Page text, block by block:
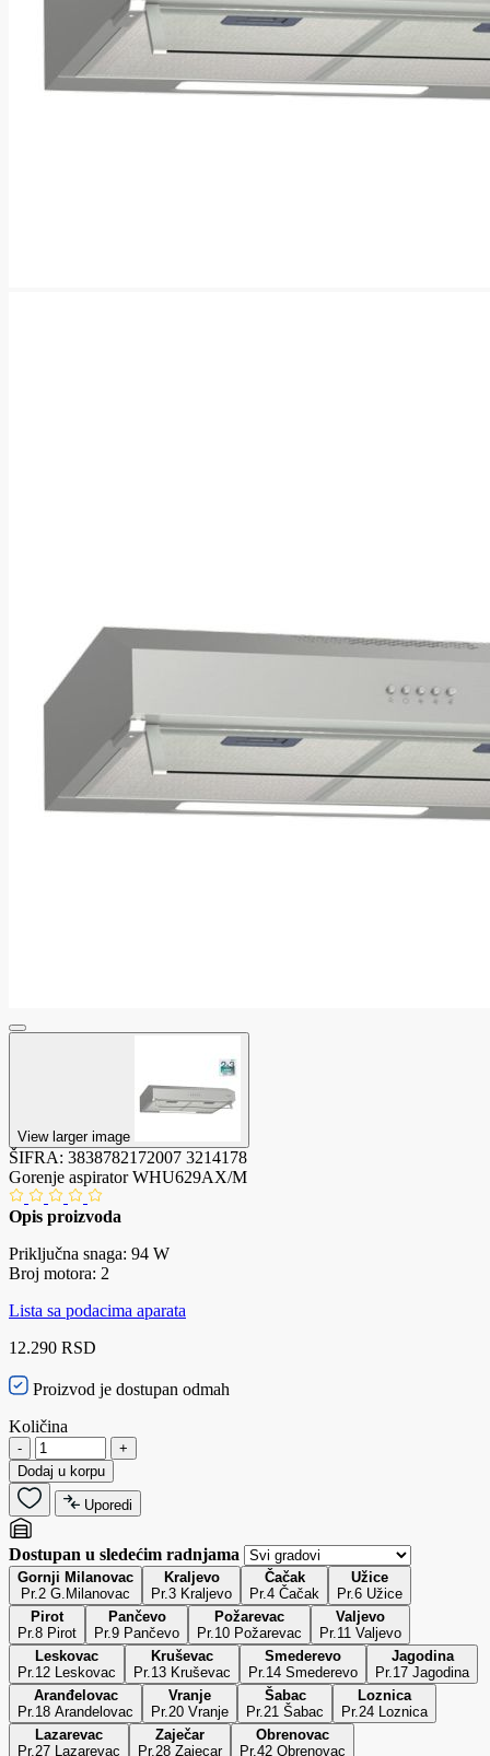
View larger image
ŠIFRA: 3838782172007 3214178
Gorenje aspirator WHU629AX/M
Opis proizvoda
Priključna snaga: 94 W
Broj motora: 2
Lista sa podacima aparata
12.290 RSD
Proizvod je dostupan odmah
Količina
-
+
Dodaj u korpu
Uporedi
Dostupan u sledećim radnjama
Gornji Milanovac
Pr.2 G.Milanovac
Kraljevo
Pr.3 Kraljevo
Čačak
Pr.4 Čačak
Užice
Pr.6 Užice
Pirot
Pr.8 Pirot
Pančevo
Pr.9 Pančevo
Požarevac
Pr.10 Požarevac
Valjevo
Pr.11 Valjevo
Leskovac
Pr.12 Leskovac
Kruševac
Pr.13 Kruševac
Smederevo
Pr.14 Smederevo
Jagodina
Pr.17 Jagodina
Aranđelovac
Pr.18 Arandelovac
Vranje
Pr.20 Vranje
Šabac
Pr.21 Šabac
Loznica
Pr.24 Loznica
Lazarevac
Pr.27 Lazarevac
Zaječar
Pr.28 Zajecar
Obrenovac
Pr.42 Obrenovac